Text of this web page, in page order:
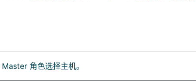
角色选择主机。